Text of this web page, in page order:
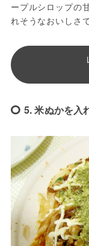
ープルシロップの
れそうなおいしさ
5. 米ぬかを入